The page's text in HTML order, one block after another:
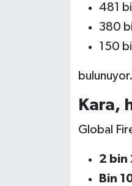
481
380
150
Kara,
Global
2 bin
Bin